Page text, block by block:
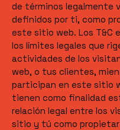
de términos legalmente
definidos por ti, como
este sitio web. Los T&C
los límites legales que
actividades de los
web, o tus clientes,
participan en este sitio
tienen como finalidad
relación legal entre los
sitio y tú como